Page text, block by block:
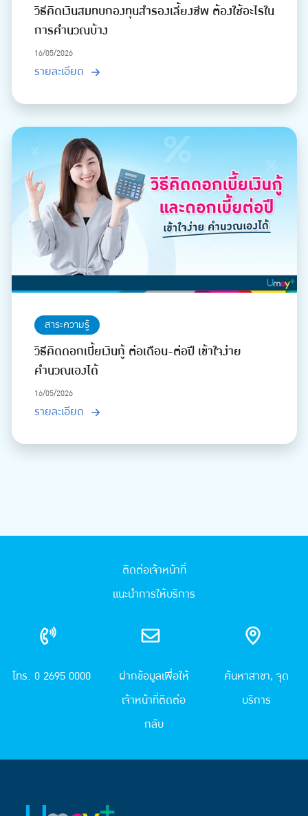
วิธีคิดเงินสมทบกองทุนสำรองเลี้ยงชีพ ต้องใช้อะไรใน
การคำนวณบ้าง
16/05/2026
รายละเอียด
สาระความรู้
วิธีคิดดอกเบี้ยเงินกู้ ต่อเดือน-ต่อปี เข้าใจง่าย
คำนวณเองได้
16/05/2026
รายละเอียด
ติดต่อเจ้าหน้าที่
แนะนำการให้บริการ
โทร. 0 2695 0000
ฝากข้อมูลเพื่อให้
เจ้าหน้าที่ติดต่อ
กลับ
ค้นหาสาขา, จุด
บริการ